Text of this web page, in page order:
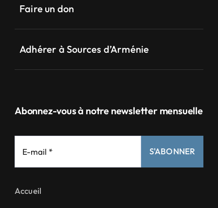
Faire un don
Adhérer à Sources d’Arménie
Abonnez-vous à notre newsletter mensuelle
S'ABONNER
Accueil